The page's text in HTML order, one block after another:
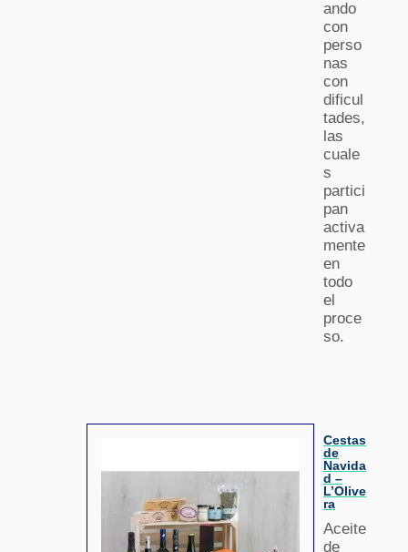
ando
con
perso
nas
con
dificul
tades,
las
cuale
s
partici
pan
activa
mente
en
todo
el
proce
so.
Cestas
de
Navida
d –
L’Olive
ra
Aceite
de